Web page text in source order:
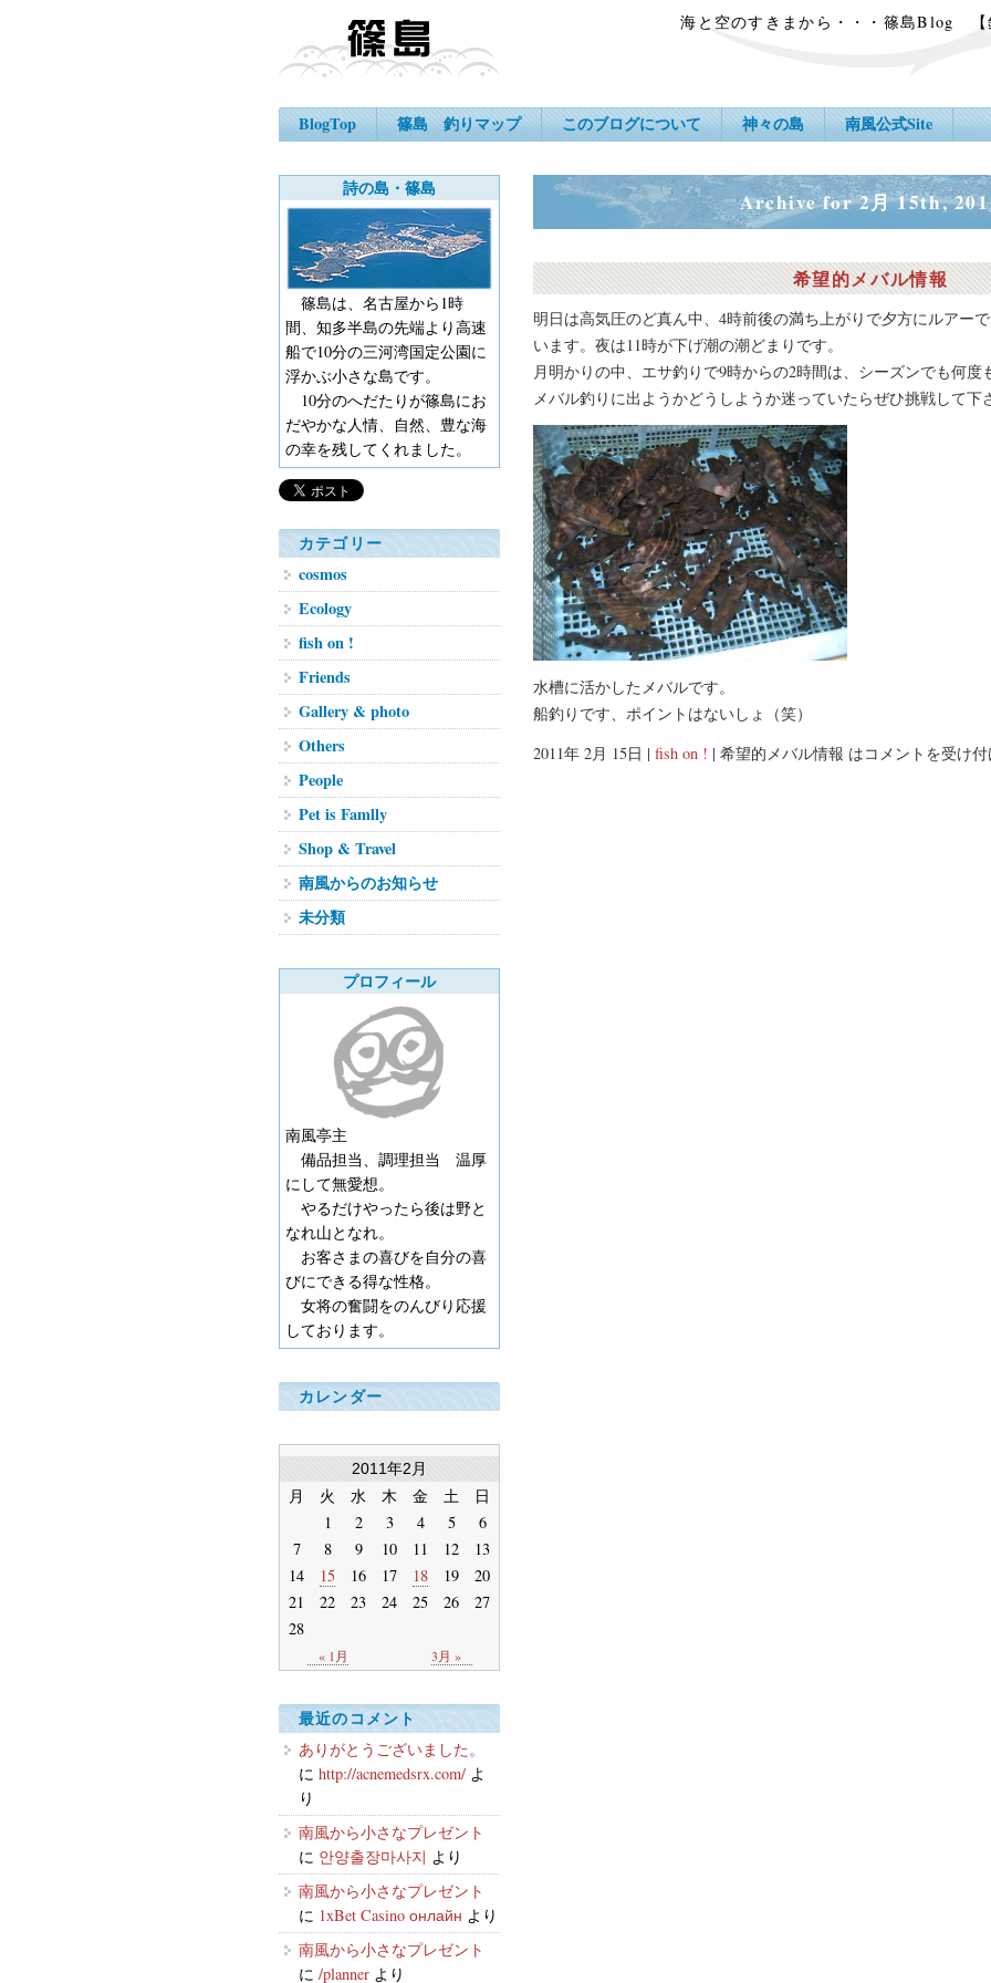
海と空のすきまから・・・篠島Blog 【
BlogTop 篠島 釣りマップ このブログについて 神々の島 南風公式Site
Archive for 2月 15th,
希望的メバル情報
明日は高気圧のど真ん中、4時前後の満ち上がりで夕方にルアー
います。夜は11時が下げ潮の潮どまりです。
月明かりの中、エサ釣りで9時からの2時間は、シーズンでも何度
メバル釣りに出ようかどうしようか迷っていたらぜひ挑戦して下
水槽に活かしたメバルです。
船釣りです、ポイントはないしょ（笑）
2011年 2月 15日 | fish on ! | 希望的メバル情報 はコメントを受け
詩の島・篠島
篠島は、名古屋から1時
間、知多半島の先端より高速
船で10分の三河湾国定公園に
浮かぶ小さな島です。
10分のへだたりが篠島にお
だやかな人情、自然、豊な海
の幸を残してくれました。
カテゴリー
cosmos
Ecology
fish on !
Friends
Gallery & photo
Others
People
Pet is Famlly
Shop & Travel
南風からのお知らせ
未分類
プロフィール
南風亭主
備品担当、調理担当 温厚
にして無愛想。
やるだけやったら後は野と
なれ山となれ。
お客さまの喜びを自分の喜
びにできる得な性格。
女将の奮闘をのんびり応援
しております。
カレンダー
2011年2月
月 火 水 木 金 土 日
« 1月 3月 »
1 2 3 4 5
6
7
8 9 10 11 12
13
14
15 16 17 18 19
20
21
22 23 24 25 26
27
28
最近のコメント
ありがとうございました。
に http://acnemedsrx.com/ よ
り
南風から小さなプレゼント
に 안양출장마사지 より
南風から小さなプレゼント
に 1xBet Casino онлайн より
南風から小さなプレゼント
に /planner より